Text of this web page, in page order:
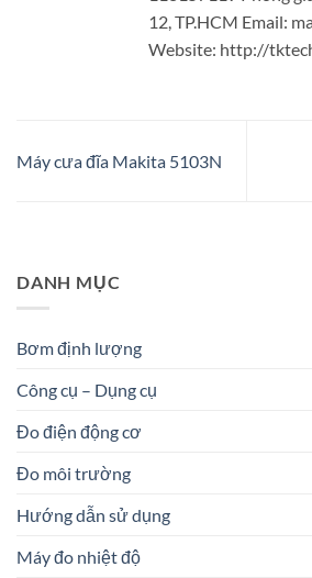
12, TP.HCM Email:
Website: http://
Máy cưa đĩa Makita 5103N
DANH MỤC
Bơm định lượng
Công cụ – Dụng cụ
Đo điện động cơ
Đo môi trường
Hướng dẫn sử dụng
Máy đo nhiệt độ